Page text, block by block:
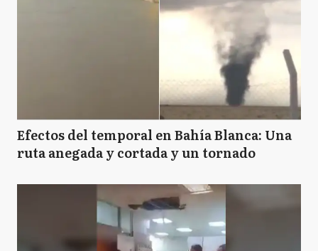
Efectos del temporal en Bahía Blanca: Una
ruta anegada y cortada y un tornado